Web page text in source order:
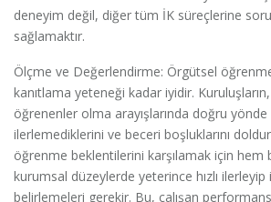
deneyim değil, diğer tüm İK süreçlerine
sağlamaktır.
Ölçme ve Değerlendirme: Örgütsel
kanıtlama yeteneği kadar iyidir.
öğrenenler olma arayışlarında doğru yönde
ilerlemediklerini ve beceri boşluklarını
öğrenme beklentilerini karşılamak için hem
kurumsal düzeylerde yeterince hızlı
belirlemeleri gerekir. Bu, çalışan